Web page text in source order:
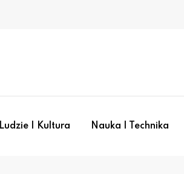
Ludzie I Kultura Nauka I Technika